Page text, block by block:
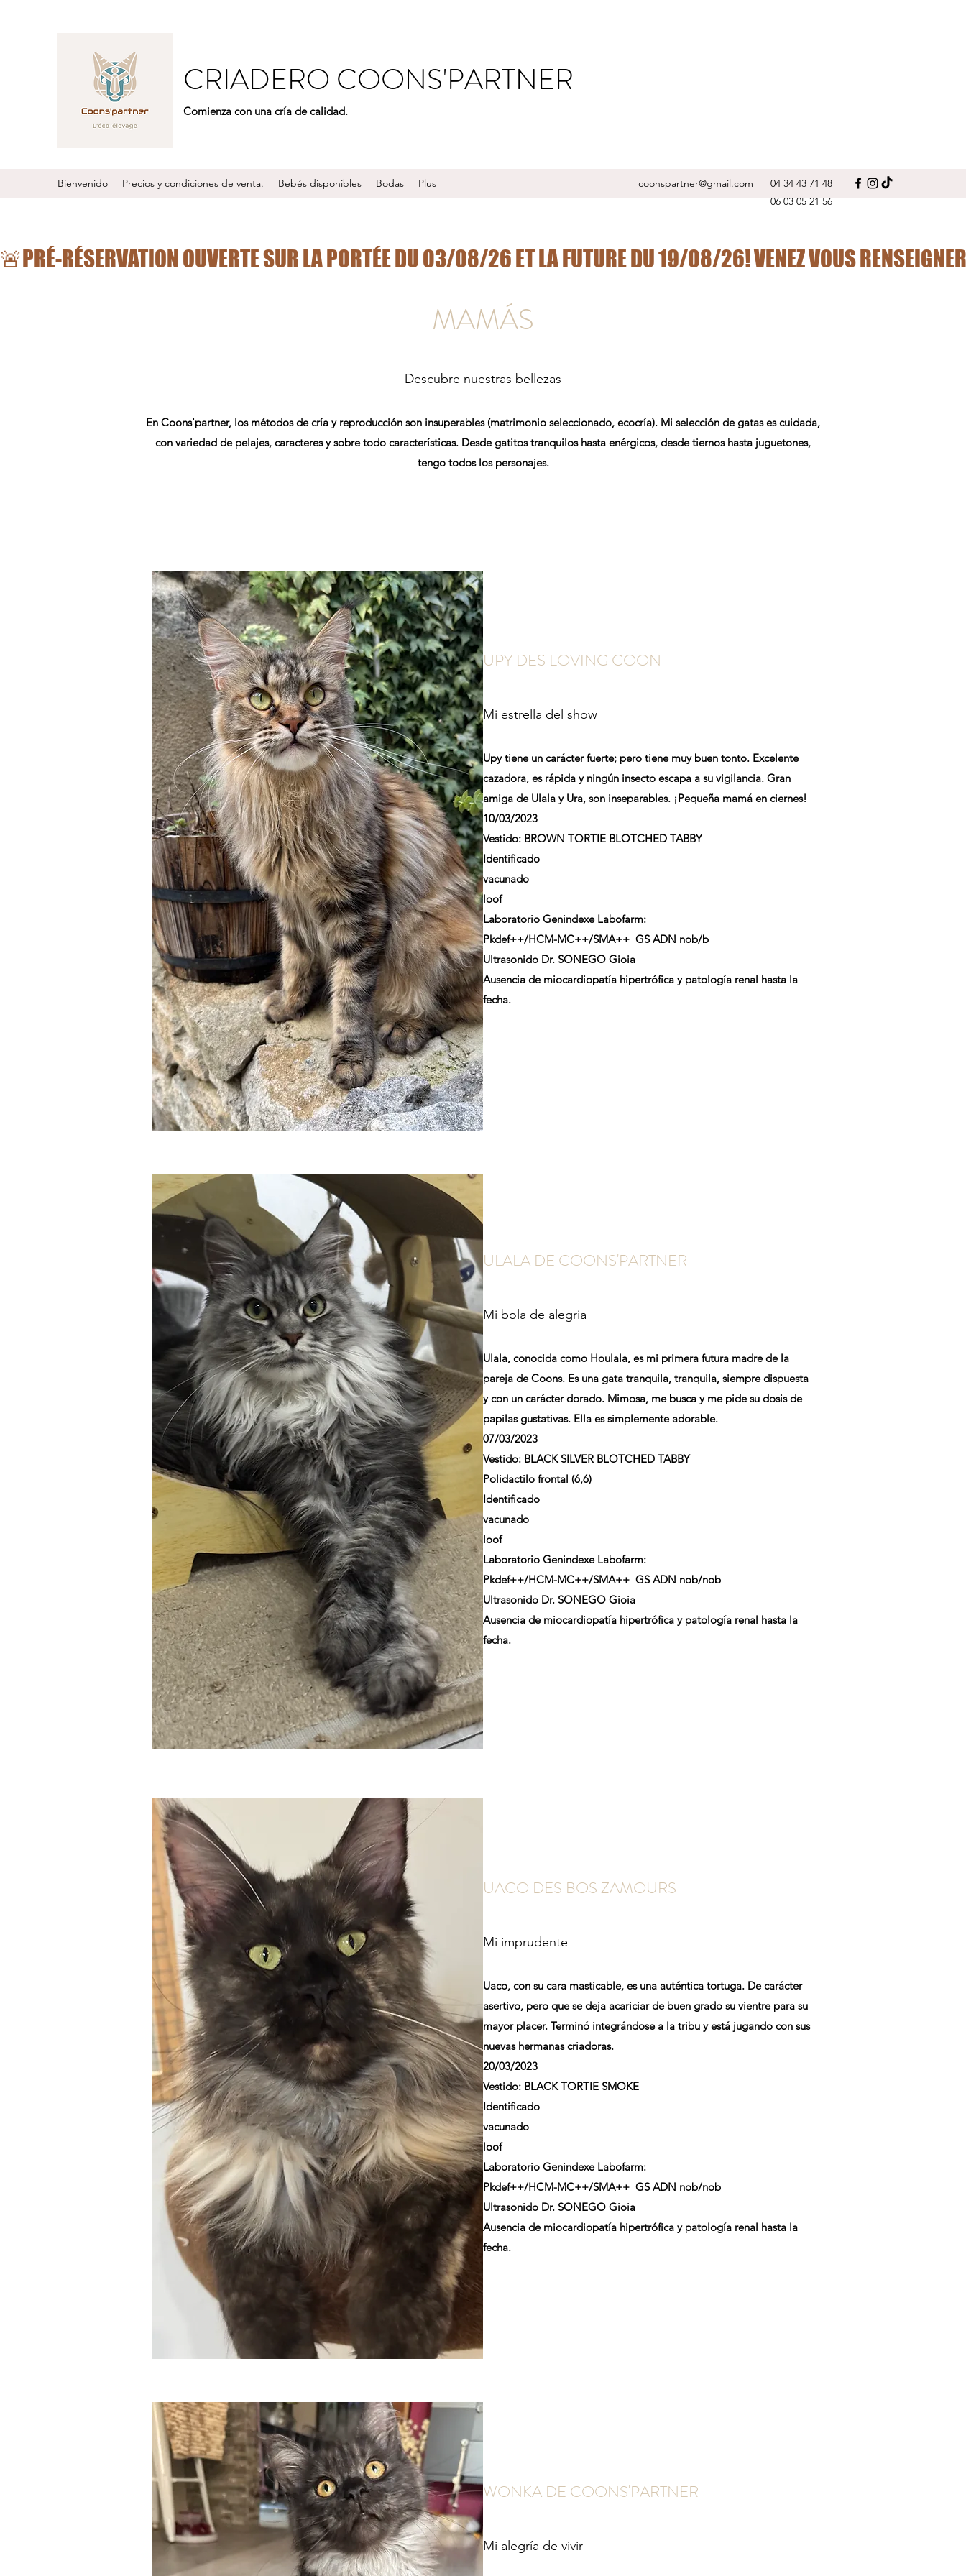
CRIADERO COONS'PARTNER
Comienza con una cría de calidad.
Bienvenido Precios y condiciones de venta. Bebés disponibles Bodas Plus coonspartner@gmail.com
04 34 43 71 48
06 03 05 21 56
🚨PRÉ-RÉSERVATION OUVERTE SUR LA PORTÉE DU 03/08/26 ET LA FUTURE DU 19/08/26! VENEZ VOUS
MAMÁS
Descubre nuestras bellezas
En Coons'partner, los métodos de cría y reproducción son insuperables (matrimonio seleccionado, ecocría). Mi selección de gatas es cuidada,
con variedad de pelajes, caracteres y sobre todo características. Desde gatitos tranquilos hasta enérgicos, desde tiernos hasta juguetones,
tengo todos los personajes.
UPY DES LOVING COON
Mi estrella del show
Upy tiene un carácter fuerte; pero tiene muy buen tonto. Excelente
cazadora, es rápida y ningún insecto escapa a su vigilancia. Gran
amiga de Ulala y Ura, son inseparables. ¡Pequeña mamá en ciernes!
10/03/2023
Vestido: BROWN TORTIE BLOTCHED TABBY
Identificado
vacunado
loof
Laboratorio Genindexe Labofarm:
Pkdef++/HCM-MC++/SMA++ GS ADN nob/b
Ultrasonido Dr. SONEGO Gioia
Ausencia de miocardiopatía hipertrófica y patología renal hasta la
fecha.
ULALA DE COONS'PARTNER
Mi bola de alegria
Ulala, conocida como Houlala, es mi primera futura madre de la
pareja de Coons. Es una gata tranquila, tranquila, siempre dispuesta
y con un carácter dorado. Mimosa, me busca y me pide su dosis de
papilas gustativas. Ella es simplemente adorable.
07/03/2023
Vestido: BLACK SILVER BLOTCHED TABBY
Polidactilo frontal (6,6)
Identificado
vacunado
loof
Laboratorio Genindexe Labofarm:
Pkdef++/HCM-MC++/SMA++ GS ADN nob/nob
Ultrasonido Dr. SONEGO Gioia
Ausencia de miocardiopatía hipertrófica y patología renal hasta la
fecha.
UACO DES BOS ZAMOURS
Mi imprudente
Uaco, con su cara masticable, es una auténtica tortuga. De carácter
asertivo, pero que se deja acariciar de buen grado su vientre para su
mayor placer. Terminó integrándose a la tribu y está jugando con sus
nuevas hermanas criadoras.
20/03/2023
Vestido: BLACK TORTIE SMOKE
Identificado
vacunado
loof
Laboratorio Genindexe Labofarm:
Pkdef++/HCM-MC++/SMA++ GS ADN nob/nob
Ultrasonido Dr. SONEGO Gioia
Ausencia de miocardiopatía hipertrófica y patología renal hasta la
fecha.
WONKA DE COONS'PARTNER
Mi alegría de vivir